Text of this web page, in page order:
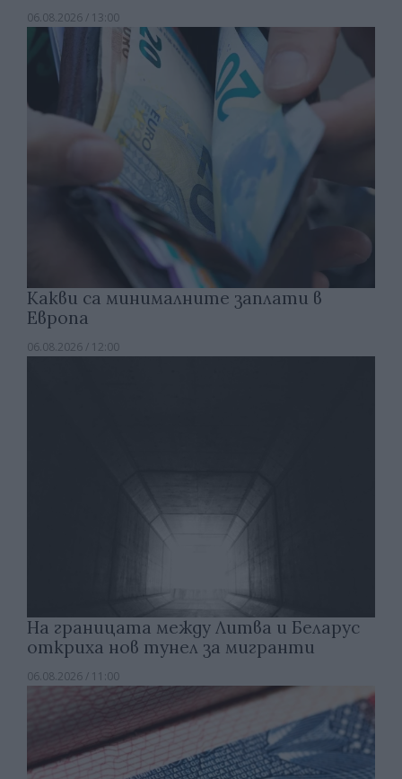
06.08.2026 / 13:00
Какви са минималните заплати в
Европа
06.08.2026 / 12:00
На границата между Литва и Беларус
откриха нов тунел за мигранти
06.08.2026 / 11:00